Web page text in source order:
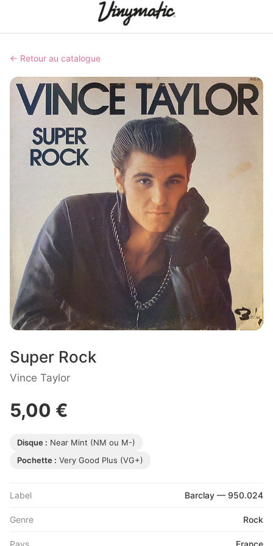
← Retour au catalogue
Super Rock
Vince Taylor
5,00 €
Disque : Near Mint (NM ou M-)
Pochette : Very Good Plus (VG+)
Label Barclay — 950.024
Genre Rock